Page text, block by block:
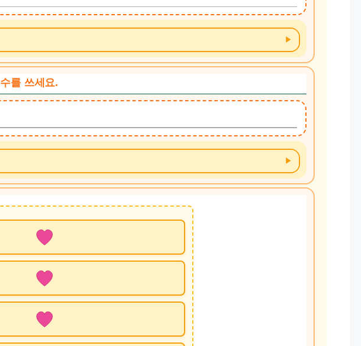
를 쓰세요.